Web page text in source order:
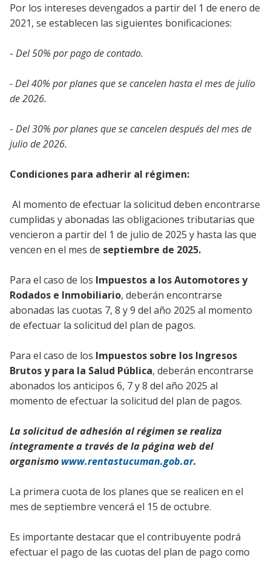
Por los intereses devengados a partir del 1 de enero de
2021, se establecen las siguientes bonificaciones:
- Del 50% por pago de contado.
- Del 40% por planes que se cancelen hasta el mes de julio
de 2026.
- Del 30% por planes que se cancelen después del mes de
julio de 2026.
Condiciones para adherir al régimen:
Al momento de efectuar la solicitud deben encontrarse
cumplidas y abonadas las obligaciones tributarias que
vencieron a partir del 1 de julio de 2025 y hasta las que
vencen en el mes de septiembre de 2025.
Para el caso de los Impuestos a los Automotores y
Rodados e Inmobiliario, deberán encontrarse
abonadas las cuotas 7, 8 y 9 del año 2025 al momento
de efectuar la solicitud del plan de pagos.
Para el caso de los Impuestos sobre los Ingresos
Brutos y para la Salud Pública, deberán encontrarse
abonados los anticipos 6, 7 y 8 del año 2025 al
momento de efectuar la solicitud del plan de pagos.
La solicitud de adhesión al régimen se realiza
íntegramente a través de la página web del
organismo www.rentastucuman.gob.ar.
La primera cuota de los planes que se realicen en el
mes de septiembre vencerá el 15 de octubre.
Es importante destacar que el contribuyente podrá
efectuar el pago de las cuotas del plan de pago como